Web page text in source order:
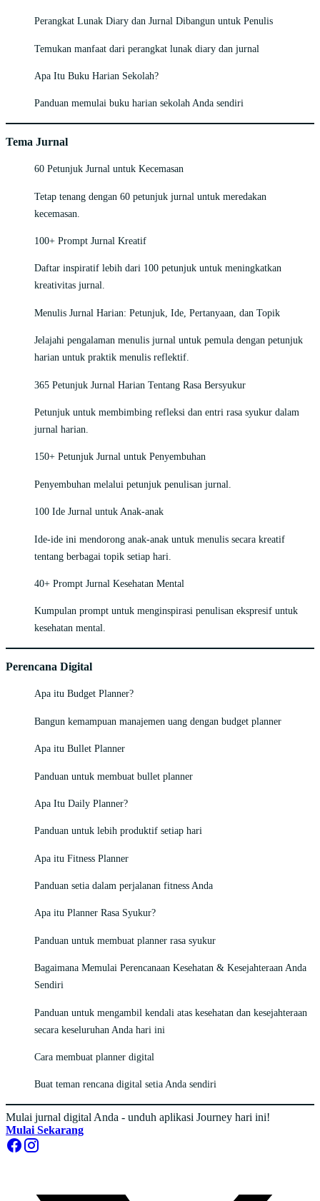
Perangkat Lunak Diary dan Jurnal Dibangun untuk Penulis
Temukan manfaat dari perangkat lunak diary dan jurnal
Apa Itu Buku Harian Sekolah?
Panduan memulai buku harian sekolah Anda sendiri
Tema Jurnal
60 Petunjuk Jurnal untuk Kecemasan
Tetap tenang dengan 60 petunjuk jurnal untuk meredakan
kecemasan.
100+ Prompt Jurnal Kreatif
Daftar inspiratif lebih dari 100 petunjuk untuk meningkatkan
kreativitas jurnal.
Menulis Jurnal Harian: Petunjuk, Ide, Pertanyaan, dan Topik
Jelajahi pengalaman menulis jurnal untuk pemula dengan petunjuk
harian untuk praktik menulis reflektif.
365 Petunjuk Jurnal Harian Tentang Rasa Bersyukur
Petunjuk untuk membimbing refleksi dan entri rasa syukur dalam
jurnal harian.
150+ Petunjuk Jurnal untuk Penyembuhan
Penyembuhan melalui petunjuk penulisan jurnal.
100 Ide Jurnal untuk Anak-anak
Ide-ide ini mendorong anak-anak untuk menulis secara kreatif
tentang berbagai topik setiap hari.
40+ Prompt Jurnal Kesehatan Mental
Kumpulan prompt untuk menginspirasi penulisan ekspresif untuk
kesehatan mental.
Perencana Digital
Apa itu Budget Planner?
Bangun kemampuan manajemen uang dengan budget planner
Apa itu Bullet Planner
Panduan untuk membuat bullet planner
Apa Itu Daily Planner?
Panduan untuk lebih produktif setiap hari
Apa itu Fitness Planner
Panduan setia dalam perjalanan fitness Anda
Apa itu Planner Rasa Syukur?
Panduan untuk membuat planner rasa syukur
Bagaimana Memulai Perencanaan Kesehatan & Kesejahteraan Anda
Sendiri
Panduan untuk mengambil kendali atas kesehatan dan kesejahteraan
secara keseluruhan Anda hari ini
Cara membuat planner digital
Buat teman rencana digital setia Anda sendiri
Mulai jurnal digital Anda - unduh aplikasi Journey hari ini!
Mulai Sekarang